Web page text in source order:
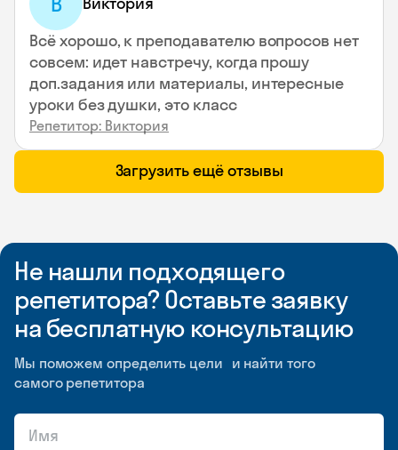
Всё хорошо, к преподавателю вопросов нет
совсем: идет навстречу, когда прошу
доп.задания или материалы, интересные
уроки без душки, это класс
Репетитор: Виктория
Загрузить ещё отзывы
Не нашли подходящего
репетитора? Оставьте заявку
на бесплатную консультацию
Мы поможем определить цели и найти того
самого репетитора